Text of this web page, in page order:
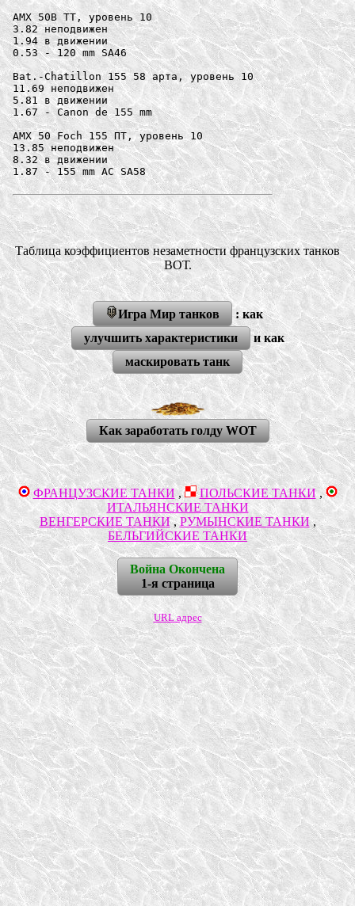
AMX 50B ТТ, уровень 10
3.82 неподвижен
1.94 в движении
0.53 - 120 mm SA46
Bat.-Chatillon 155 58 арта, уровень 10
11.69 неподвижен
5.81 в движении
1.67 - Canon de 155 mm
AMX 50 Foch 155 ПТ, уровень 10
13.85 неподвижен
8.32 в движении
1.87 - 155 mm AC SA58
Таблица коэффициентов незаметности французских танков
ВОТ.
Игра Мир танков
: как
улучшить характеристики
и как
маскировать танк
Как заработать голду WOT
ФРАНЦУЗСКИЕ ТАНКИ, ПОЛЬСКИЕ ТАНКИ,
ИТАЛЬЯНСКИЕ ТАНКИ
ВЕНГЕРСКИЕ ТАНКИ,РУМЫНСКИЕ ТАНКИ,
БЕЛЬГИЙСКИЕ ТАНКИ
Война Окончена
1-я страница
URL адрес